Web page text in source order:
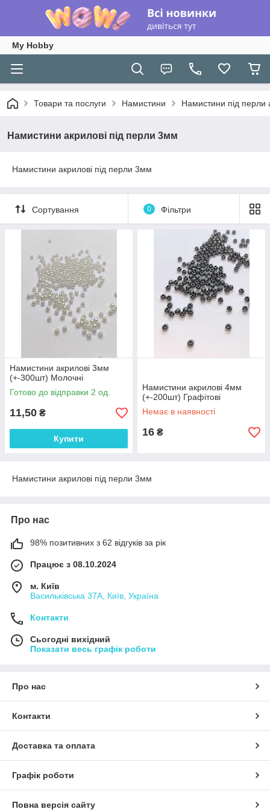
My Hobby
Товари та послуги Намистини Намистини під перли
Намистини акрилові під перли 3мм
Намистини акрилові під перли 3мм
Сортування 0 Фільтри
Намистини акрилові 3мм
(+-300шт) Молочні
Готово до відправки 2 од.
11,50 ₴
Купити
Намистини акрилові 4мм
(+-200шт) Графітові
Немає в наявності
16 ₴
Намистини акрилові під перли 3мм
Про нас
98% позитивних з 62 відгуків за рік
Працює з 08.10.2024
м. Київ
Васильківська 37А, Київ, Україна
Контакти
Сьогодні вихідний
Показати весь графік роботи
Про нас
Контакти
Доставка та оплата
Графік роботи
Повна версія сайту